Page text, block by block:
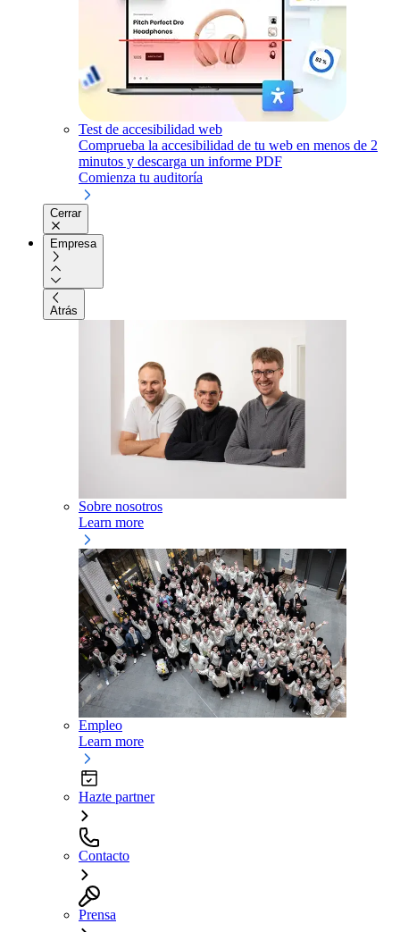
Test de accesibilidad web
Comprueba la accesibilidad de tu web en menos de 2
minutos y descarga un informe PDF
Comienza tu auditoría
Cerrar
Empresa
Atrás
Sobre nosotros
Learn more
Empleo
Learn more
Hazte partner
Contacto
Prensa